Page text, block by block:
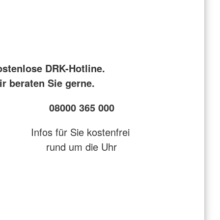
DRK-Hotline.
beraten Sie gerne.
08000 365 000
Infos für Sie kostenfrei
rund um die Uhr